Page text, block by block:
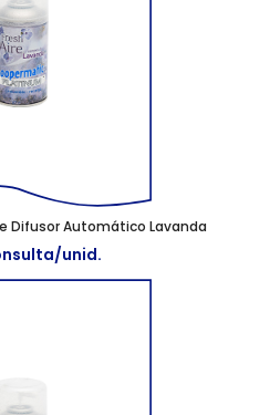
Difusor Automático Lavanda
unid.